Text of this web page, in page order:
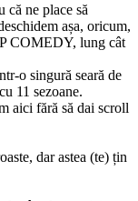
că ne place să
așa, oricum,
COMEDY, lung cât
o singură seară de
11 sezoane.
aici fără să dai scroll
dar astea (te) țin